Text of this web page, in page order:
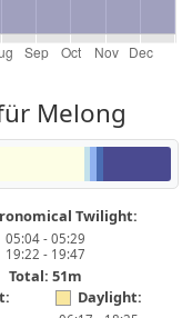
Melong
Twilight:
05:04 - 05:29
19:22 - 19:47
Total: 51m
Daylight: